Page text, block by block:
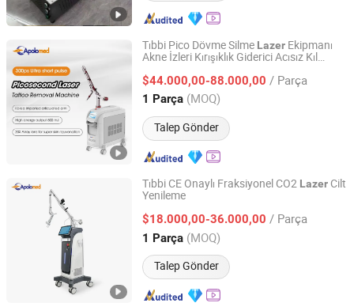
Tıbbi Pico Dövme Silme Lazer Ekipmanı
Akne İzleri Kırışıklık Giderici Acısız Kıl
YAGLazerKalemi En Son Teknoloji ile
$44.000,00-88.000,00 / Parça
1 Parça (MOQ)
Talep Gönder
Shanghai Apolo Medical Technology Co., Ltd.
Shanghai, China Fiyat 2007
Tıbbi CE Onaylı Fraksiyonel CO2 Lazer Cilt
Yenileme
$18.000,00-36.000,00 / Parça
1 Parça (MOQ)
Talep Gönder
Shanghai Apolo Medical Technology Co., Ltd.
Shanghai, China Fiyat 2007